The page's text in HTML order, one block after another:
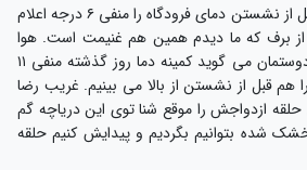
کاپیتان فوکر صد ایران ایر قبل از نشستن دمای فرودگاه را منفی ۶ درجه اعلام
که ما دیدم همین هم غنیمت است. هوا
ولی صاف و آفتابی است. دوستمان می گوید کمینه دما روز گذشته منفی ۱۱
قبل از نشستن از بالا می بینیم. غریب رضا
را موقع شنا توی این دریاچه گم
شده بتوانیم بگردیم و پیدایش کنیم حلقه